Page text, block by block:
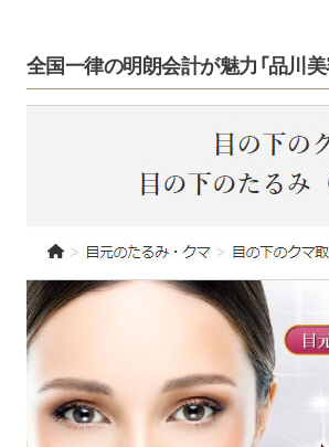
全国一律の明朗会計が魅力「品川